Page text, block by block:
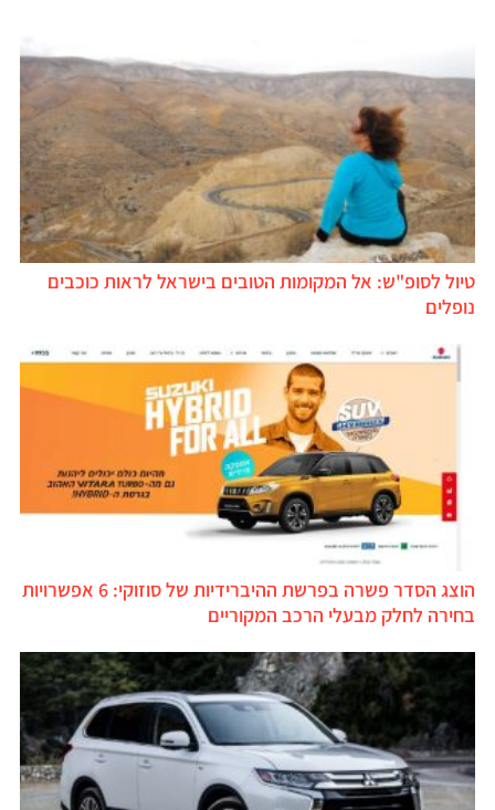
טיול לסופ"ש: אל המקומות הטובים בישראל לראות כוכבים
נופלים
הוצג הסדר פשרה בפרשת ההיברידיות של סוזוקי: 6 אפשרויות
בחירה לחלק מבעלי הרכב המקוריים